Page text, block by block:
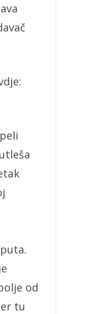
od
tu